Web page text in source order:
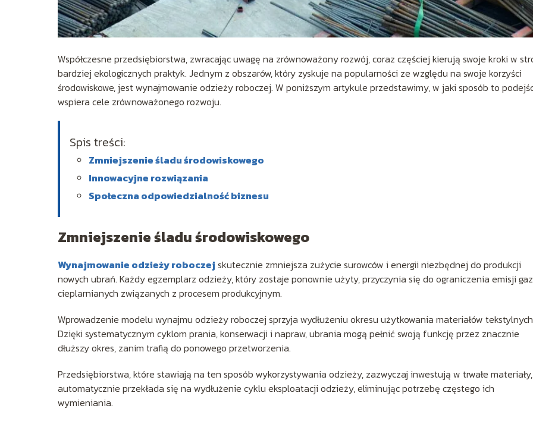
Współczesne przedsiębiorstwa, zwracając uwagę na zrównoważony rozwój, coraz częściej kierują swoje kroki w
bardziej ekologicznych praktyk. Jednym z obszarów, który zyskuje na popularności ze względu na swoje korzyści
środowiskowe, jest wynajmowanie odzieży roboczej. W poniższym artykule przedstawimy, w jaki sposób to
wspiera cele zrównoważonego rozwoju.
Spis treści:
Zmniejszenie śladu środowiskowego
Innowacyjne rozwiązania
Społeczna odpowiedzialność biznesu
Zmniejszenie śladu środowiskowego
Wynajmowanie odzieży roboczej skutecznie zmniejsza zużycie surowców i energii niezbędnej do produkcji
nowych ubrań. Każdy egzemplarz odzieży, który zostaje ponownie użyty, przyczynia się do ograniczenia emisji
cieplarnianych związanych z procesem produkcyjnym.
Wprowadzenie modelu wynajmu odzieży roboczej sprzyja wydłużeniu okresu użytkowania materiałów
Dzięki systematycznym cyklom prania, konserwacji i napraw, ubrania mogą pełnić swoją funkcję przez znacznie
dłuższy okres, zanim trafią do ponowego przetworzenia.
Przedsiębiorstwa, które stawiają na ten sposób wykorzystywania odzieży, zazwyczaj inwestują w trwałe
automatycznie przekłada się na wydłużenie cyklu eksploatacji odzieży, eliminując potrzebę częstego ich
wymieniania.